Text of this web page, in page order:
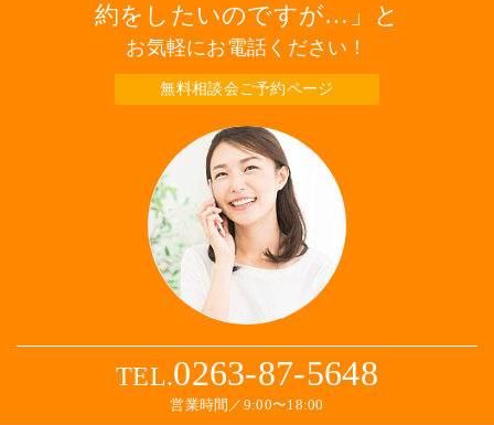
約をしたいのですが…
と
お気軽にお電話ください！
無料相談会ご予約ページ
TEL.0263-87-5648
営業時間／9:00〜18:00